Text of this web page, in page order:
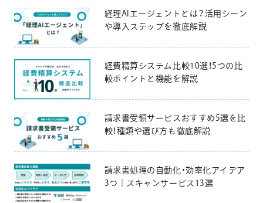
経理AIエージェントとは？活用シーン
や導入ステップを徹底解説
経費精算システム比較10選！5つの比
較ポイントと機能を解説
請求書受領サービスおすすめ5選を比
較！種類や選び方も徹底解説
請求書処理の自動化・効率化アイデア
3つ｜スキャンサービス13選